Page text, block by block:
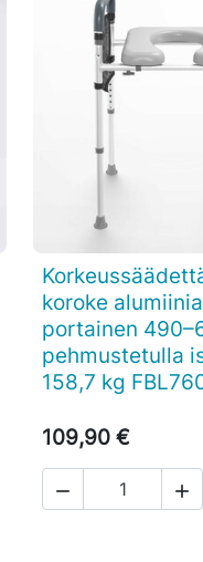

koroke
portainen
pehmustetulla
158,7 kg
109,90 €
 